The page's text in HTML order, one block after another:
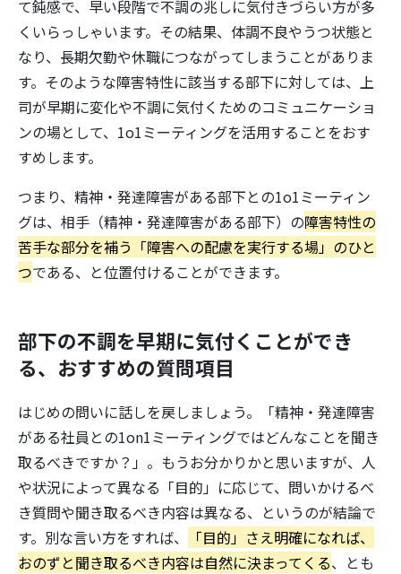
て鈍感で、早い段階で不調の兆しに気付きづらい方が多
くいらっしゃいます。その結果、体調不良やうつ状態と
なり、長期欠勤や休職につながってしまうことがありま
す。そのような障害特性に該当する部下に対しては、上
司が早期に変化や不調に気付くためのコミュニケーショ
ンの場として、1o1ミーティングを活用することをおす
すめします。
つまり、精神・発達障害がある部下との1o1ミーティン
グは、相手（精神・発達障害がある部下）の障害特性の
苦手な部分を補う「障害への配慮を実行する場」のひと
つである、と位置付けることができます。
部下の不調を早期に気付くことができ
る、おすすめの質問項目
はじめの問いに話しを戻しましょう。「精神・発達障害
がある社員との1on1ミーティングではどんなことを聞き
取るべきですか？」。もうお分かりかと思いますが、人
や状況によって異なる「目的」に応じて、問いかけるべ
き質問や聞き取るべき内容は異なる、というのが結論で
す。別な言い方をすれば、
「目的」さえ明確になれば、
おのずと聞き取るべき内容は自然に決まってくる、とも